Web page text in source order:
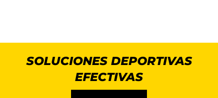
SOLUCIONES DEPORTIVAS
EFECTIVAS